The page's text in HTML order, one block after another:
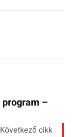
–
Következő cikk